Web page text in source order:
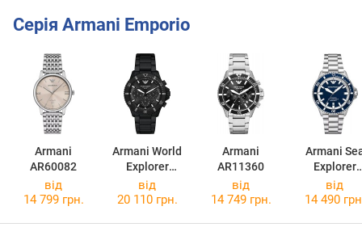
Серія Armani Emporio
Armani
AR60082
Armani World
Explorer
AR11784
Armani
AR11360
Armani
Explorer
AR60079
від
14 799 грн.
від
20 110 грн.
від
14 749 грн.
від
14 490